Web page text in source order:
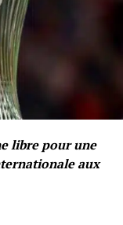
libre pour une
aux